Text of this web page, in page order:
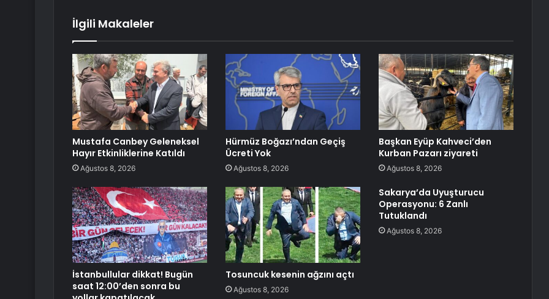
İlgili Makaleler
Mustafa Canbey Geleneksel
Hayır Etkinliklerine Katıldı
Ağustos 8, 2026
Hürmüz Boğazı’ndan Geçiş
Ücreti Yok
Ağustos 8, 2026
Başkan Eyüp Kahveci’den
Kurban Pazarı ziyareti
Ağustos 8, 2026
İstanbullular dikkat! Bugün
saat 12:00’den sonra bu
Tosuncuk kesenin ağzını açtı
Ağustos 8, 2026
Sakarya’da Uyuşturucu
Operasyonu: 6 Zanlı
Tutuklandı
Ağustos 8, 2026